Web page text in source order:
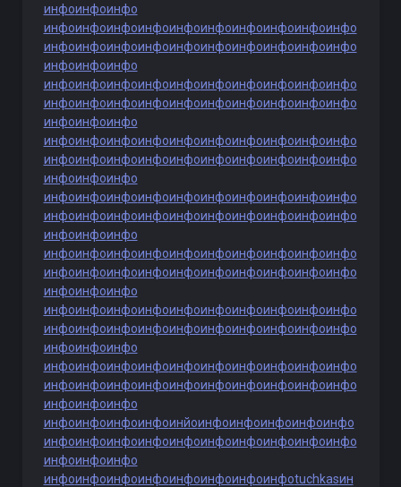
инфоинфоинфо
инфоинфоинфоинфоинфоинфоинфоинфоинфоинфо
инфоинфоинфоинфоинфоинфоинфоинфоинфоинфо
инфоинфоинфо
инфоинфоинфоинфоинфоинфоинфоинфоинфоинфо
инфоинфоинфоинфоинфоинфоинфоинфоинфоинфо
инфоинфоинфо
инфоинфоинфоинфоинфоинфоинфоинфоинфоинфо
инфоинфоинфоинфоинфоинфоинфоинфоинфоинфо
инфоинфоинфо
инфоинфоинфоинфоинфоинфоинфоинфоинфоинфо
инфоинфоинфоинфоинфоинфоинфоинфоинфоинфо
инфоинфоинфо
инфоинфоинфоинфоинфоинфоинфоинфоинфоинфо
инфоинфоинфоинфоинфоинфоинфоинфоинфоинфо
инфоинфоинфо
инфоинфоинфоинфоинфоинфоинфоинфоинфоинфо
инфоинфоинфоинфоинфоинфоинфоинфоинфоинфо
инфоинфоинфо
инфоинфоинфоинфоинфоинфоинфоинфоинфоинфо
инфоинфоинфоинфоинфоинфоинфоинфоинфоинфо
инфоинфоинфо
инфоинфоинфоинфоинйоинфоинфоинфоинфоинфо
инфоинфоинфоинфоинфоинфоинфоинфоинфоинфо
инфоинфоинфо
инфоинфоинфоинфоинфоинфоинфоинфоtuchkasин